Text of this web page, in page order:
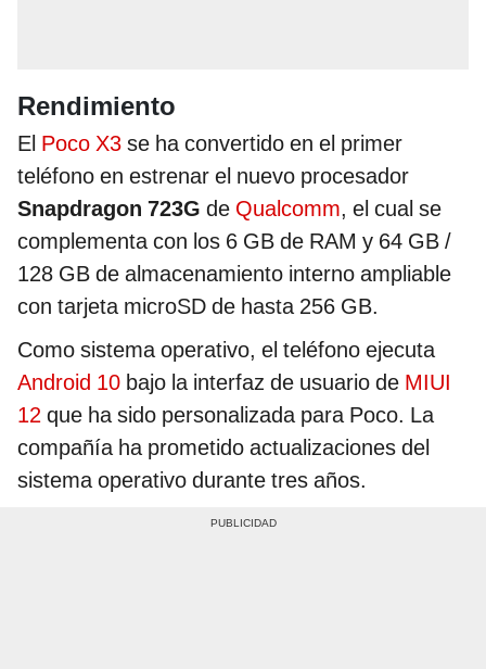
Rendimiento
El Poco X3 se ha convertido en el primer
teléfono en estrenar el nuevo procesador
Snapdragon 723G de Qualcomm, el cual se
complementa con los 6 GB de RAM y 64 GB /
128 GB de almacenamiento interno ampliable
con tarjeta microSD de hasta 256 GB.
Como sistema operativo, el teléfono ejecuta
Android 10 bajo la interfaz de usuario de MIUI
12 que ha sido personalizada para Poco. La
compañía ha prometido actualizaciones del
sistema operativo durante tres años.